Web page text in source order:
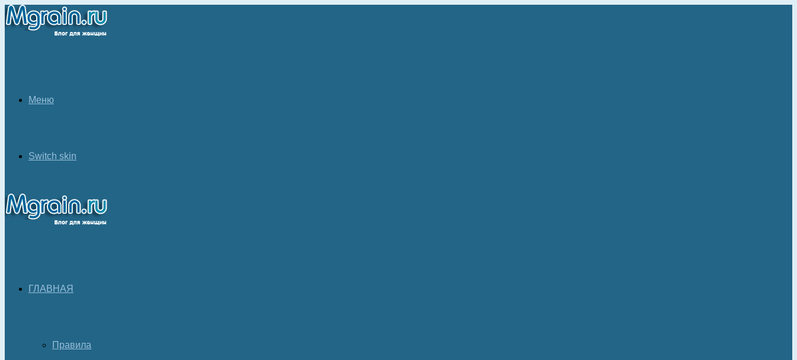
Меню
Switch skin
ГЛАВНАЯ
Правила